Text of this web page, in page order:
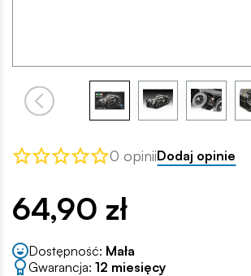
0 opiniiDodaj opinie
64,90 zł
Dostępność: Mała
Gwarancja: 12 miesięcy